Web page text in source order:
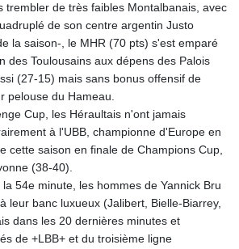
trembler de très faibles Montalbanais, avec
de son centre argentin Justo
la saison-, le MHR (70 pts) s'est emparé
des Toulousains aux dépens des Palois
(27-15) mais sans bonus offensif de
pelouse du Hameau.
Cup, les Héraultais n'ont jamais
à l'UBB, championne d'Europe en
cette saison en finale de Champions Cup,
(38-40).
54e minute, les hommes de Yannick Bru
leur banc luxueux (Jalibert, Bielle-Biarrey,
dans les 20 dernières minutes et
de +LBB+ et du troisième ligne